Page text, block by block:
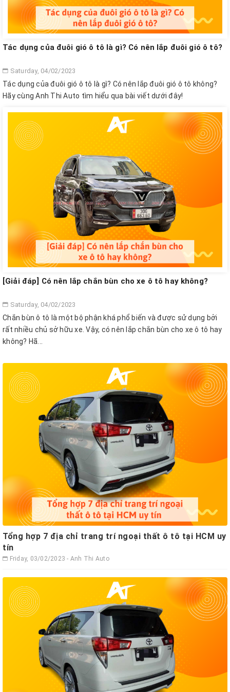
Tác dụng của đuôi gió ô tô là gì? Có nên lắp đuôi gió ô tô?
Saturday, 04/02/2023
Tác dụng của đuôi gió ô tô là gì? Có nên lắp đuôi gió ô tô không?
Hãy cùng Anh Thi Auto tìm hiểu qua bài viết dưới đây!
[Giải đáp] Có nên lắp chắn bùn cho xe ô tô hay không?
Saturday, 04/02/2023
Chắn bùn ô tô là một bộ phận khá phổ biến và được sử dụng bởi
rất nhiều chủ sở hữu xe. Vậy, có nên lắp chắn bùn cho xe ô tô hay
không? Hã...
Tổng hợp 7 địa chỉ trang trí ngoại thất ô tô tại HCM uy
tín
Friday, 03/02/2023 - Anh Thi Auto